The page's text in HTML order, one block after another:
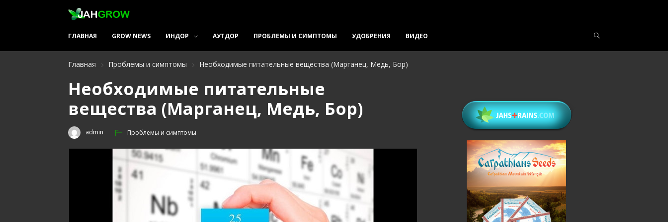
ГЛАВНАЯ GROW NEWS ИНДОР АУТДОР ПРОБЛЕМЫ И СИМПТОМЫ УДОБРЕНИЯ ВИДЕО
Главная Проблемы и симптомы Необходимые питательные вещества (Марганец, Медь, Бор)
Необходимые питательные
вещества (Марганец, Медь, Бор)
admin Проблемы и симптомы